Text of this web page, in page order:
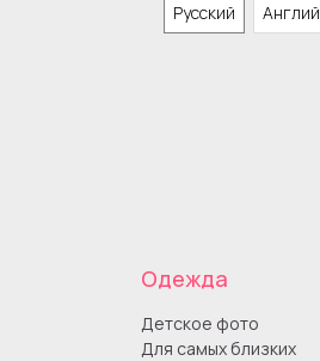
Русский
Детское фото
Для самых близких
Одежда